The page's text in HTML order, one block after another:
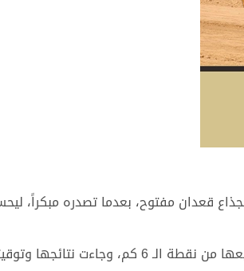
قعدان مفتوح، بعدما تصدره مبكراً،
وتوالت انطلاقات الجذاع شيوخ رموز مساء اليوم على مدار 14 شوطاً، خصصت 8 منها للبكار و6 للقعدان، جرت جميعها من نقطة الـ 6